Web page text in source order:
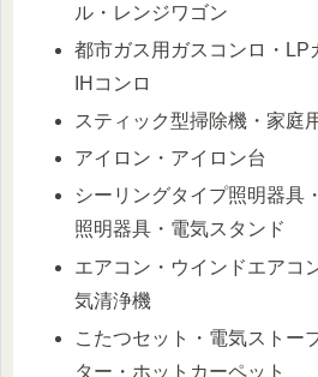
ル・レンジワゴン
都市ガス用ガスコンロ・LP
IHコンロ
スティック型掃除機・家庭
アイロン・アイロン台
シーリングタイプ照明器具
照明器具・電気スタンド
エアコン・ウインドエアコ
気清浄機
こたつセット・電気ストー
ター・ホットカーペット